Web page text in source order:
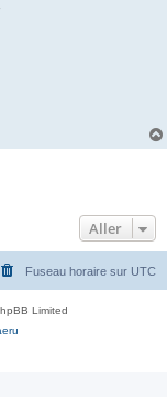
Aller
Fuseau horaire sur UTC
Limited